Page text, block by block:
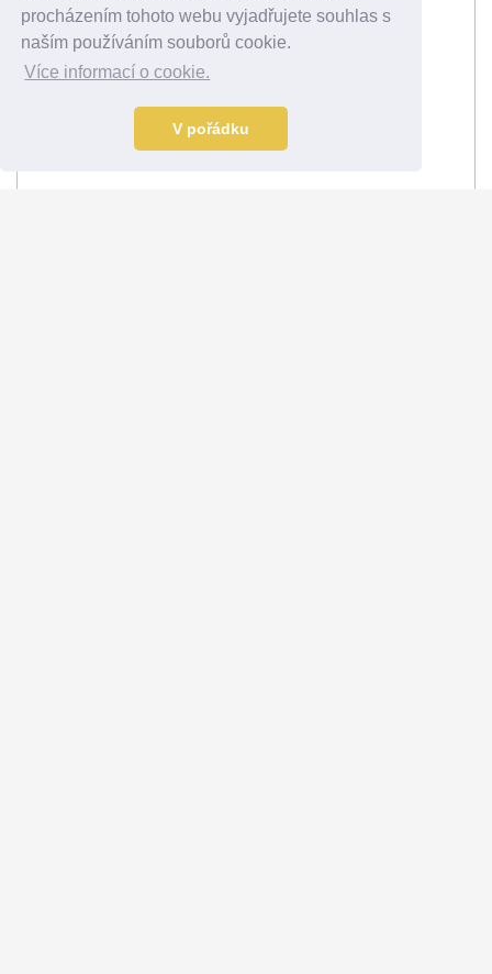
procházením tohoto webu vyjadřujete souhlas s
naším používáním souborů cookie.
Více informací o cookie.
V pořádku